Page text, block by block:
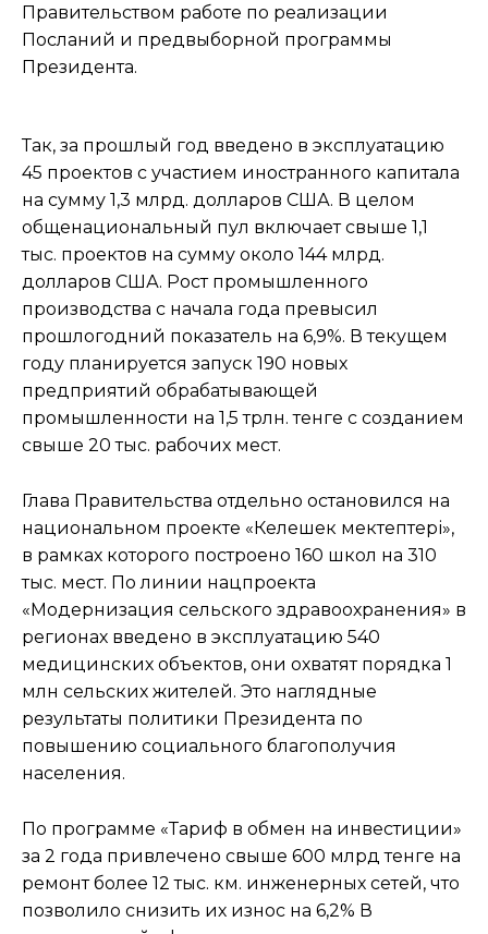
Правительством работе по реализации
Посланий и предвыборной программы
Президента.
Так, за прошлый год введено в эксплуатацию
45 проектов с участием иностранного капитала
на сумму 1,3 млрд. долларов США. В целом
общенациональный пул включает свыше 1,1
тыс. проектов на сумму около 144 млрд.
долларов США. Рост промышленного
производства с начала года превысил
прошлогодний показатель на 6,9%. В текущем
году планируется запуск 190 новых
предприятий обрабатывающей
промышленности на 1,5 трлн. тенге с созданием
свыше 20 тыс. рабочих мест.
Глава Правительства отдельно остановился на
национальном проекте «Келешек мектептері»,
в рамках которого построено 160 школ на 310
тыс. мест. По линии нацпроекта
«Модернизация сельского здравоохранения» в
регионах введено в эксплуатацию 540
медицинских объектов, они охватят порядка 1
млн сельских жителей. Это наглядные
результаты политики Президента по
повышению социального благополучия
населения.
По программе «Тариф в обмен на инвестиции»
за 2 года привлечено свыше 600 млрд тенге на
ремонт более 12 тыс. км. инженерных сетей, что
позволило снизить их износ на 6,2% В